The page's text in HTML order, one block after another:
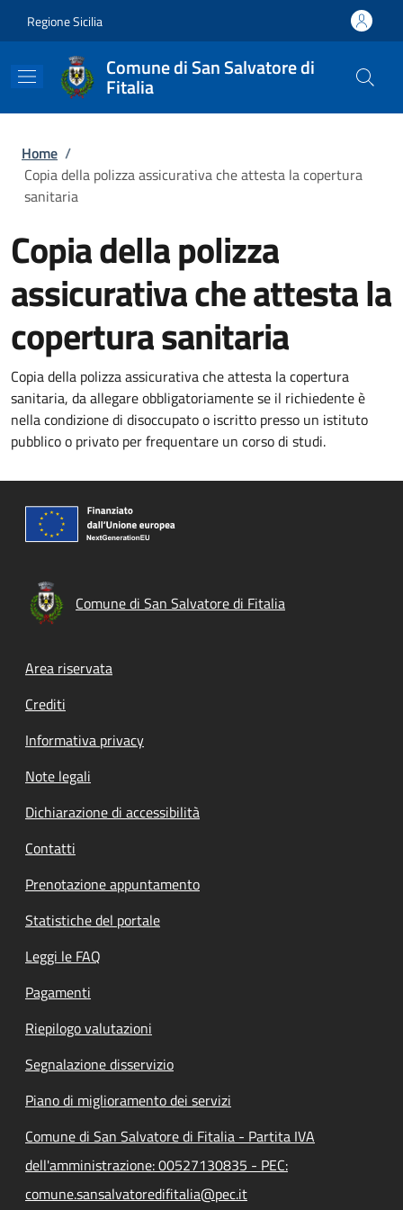
Regione Sicilia
Comune di San Salvatore di
Fitalia
Briciole di pane
Home /
Copia della polizza assicurativa che attesta la copertura
sanitaria
Copia della polizza
assicurativa che attesta la
copertura sanitaria
Copia della polizza assicurativa che attesta la copertura
sanitaria, da allegare obbligatoriamente se il richiedente è
nella condizione di disoccupato o iscritto presso un istituto
pubblico o privato per frequentare un corso di studi.
Comune di San Salvatore di Fitalia
Footer menu
Area riservata
Crediti
Informativa privacy
Note legali
Dichiarazione di accessibilità
Contatti
Prenotazione appuntamento
Statistiche del portale
Leggi le FAQ
Pagamenti
Riepilogo valutazioni
Segnalazione disservizio
Piano di miglioramento dei servizi
Comune di San Salvatore di Fitalia - Partita IVA
dell'amministrazione: 00527130835 - PEC:
comune.sansalvatoredifitalia@pec.it